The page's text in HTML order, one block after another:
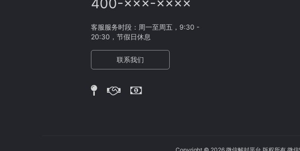
400-×××-××××
客服服务时段：周一至周五，9:30 -
20:30，节假日休息
联系我们